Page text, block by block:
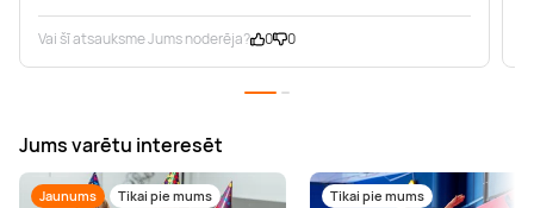
Vai šī atsauksme Jums noderēja? 0 0
Jums varētu interesēt
Jaunums
Tikai pie mums
Tikai pie mums